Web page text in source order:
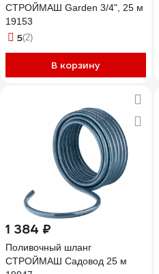
СТРОЙМАШ Garden 3/4", 25 м
19153
5(2)
В корзину
1 384 ₽
Поливочный шланг
СТРОЙМАШ Садовод 25 м